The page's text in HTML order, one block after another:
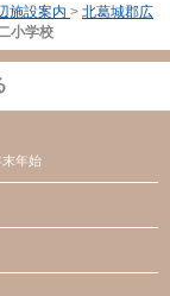
施設案内 > 北葛城郡広
小学校
年始